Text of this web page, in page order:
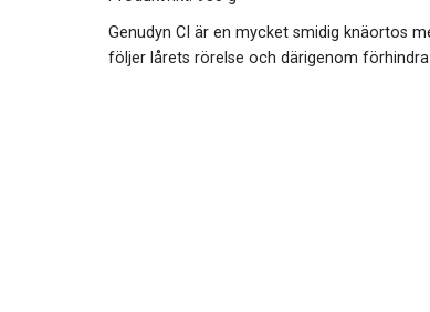
Genudyn CI är en mycket smidig knäortos
följer lårets rörelse och därigenom